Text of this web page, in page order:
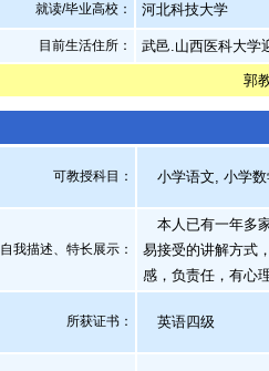
就读/毕业高校： 河北科技大学
目前生活住所： 武邑.山西医科大学
郭
可教授科目： 小学语文, 小学数
自我描述、特长展示 ：
本人已有一年多
易接受的讲解方式
感，负责任，有心
所获证书 ： 英语四级